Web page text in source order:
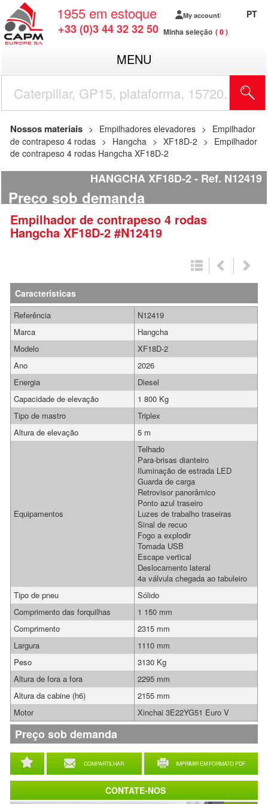
1955 em estoque
+33 (0)3 44 32 32 50
My account
Minha seleção 0
PT
MENU
Nossos materiais Empilhadores elevadores
Empilhador
de contrapeso 4 rodas
Hangcha XF18D-2
Empilhador
de contrapeso 4 rodas Hangcha XF18D-2
HANGCHA XF18D-2 Ref. N12419
Preço sob demanda
Empilhador de contrapeso 4 rodas
Hangcha XF18D-2 #N12419
Características
COMPARTILHAR IMPRIMIR EM FORMATO PDF
Referência
N12419
Marca
Hangcha
Modelo
XF18D-2
Ano
2026
Energia
Diesel
Capacidade de elevação
1 800 Kg
Tipo de mastro
Triplex
Altura de elevação
5 m
Equipamentos
Telhado
Para-brisas dianteiro
Iluminação de estrada LED
Guarda de carga
Retrovisor panorâmico
Ponto azul traseiro
Luzes de trabalho traseiras
Sinal de recuo
Fogo a explodir
Tomada USB
Escape vertical
Deslocamento lateral
4a válvula chegada ao tabuleiro
Tipo de pneu
Sólido
Comprimento das forquilhas
1 150 mm
Comprimento
2315 mm
Largura
1110 mm
Peso
3130 Kg
Altura de fora a fora
2295 mm
Altura da cabine (h6)
2155 mm
Motor
Xinchai 3E22YG51 Euro V
Preço sob demanda
CONTATE-NOS